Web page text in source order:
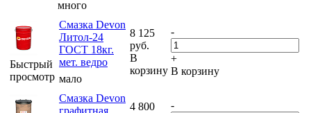
много
Быстрый
просмотр
Смазка Devon
Литол-24
ГОСТ 18кг.
мет. ведро
мало
8 125
руб.
В
корзину
-
+
В корзину
Смазка Devon
4 800 -